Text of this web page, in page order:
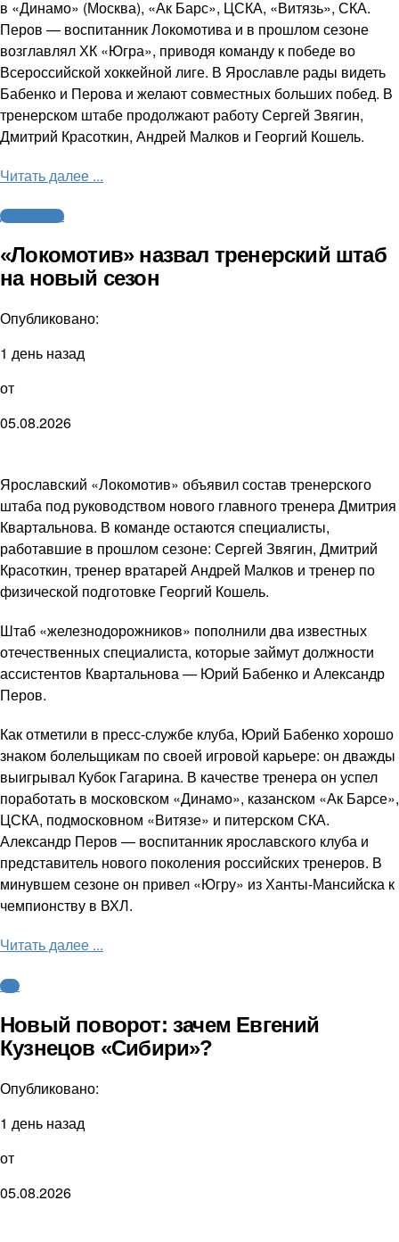
в «Динамо» (Москва), «Ак Барс», ЦСКА, «Витязь», СКА.
Перов — воспитанник Локомотива и в прошлом сезоне
возглавлял ХК «Югра», приводя команду к победе во
Всероссийской хоккейной лиге. В Ярославле рады видеть
Бабенко и Перова и желают совместных больших побед. В
тренерском штабе продолжают работу Сергей Звягин,
Дмитрий Красоткин, Андрей Малков и Георгий Кошель.
Читать далее ...
Другие виды
«Локомотив» назвал тренерский штаб
на новый сезон
Опубликовано:
1 день назад
от
05.08.2026
Ярославский «Локомотив» объявил состав тренерского
штаба под руководством нового главного тренера Дмитрия
Квартальнова. В команде остаются специалисты,
работавшие в прошлом сезоне: Сергей Звягин, Дмитрий
Красоткин, тренер вратарей Андрей Малков и тренер по
физической подготовке Георгий Кошель.
Штаб «железнодорожников» пополнили два известных
отечественных специалиста, которые займут должности
ассистентов Квартальнова — Юрий Бабенко и Александр
Перов.
Как отметили в пресс-службе клуба, Юрий Бабенко хорошо
знаком болельщикам по своей игровой карьере: он дважды
выигрывал Кубок Гагарина. В качестве тренера он успел
поработать в московском «Динамо», казанском «Ак Барсе»,
ЦСКА, подмосковном «Витязе» и питерском СКА.
Александр Перов — воспитанник ярославского клуба и
представитель нового поколения российских тренеров. В
минувшем сезоне он привел «Югру» из Ханты-Мансийска к
чемпионству в ВХЛ.
Читать далее ...
КХЛ
Новый поворот: зачем Евгений
Кузнецов «Сибири»?
Опубликовано:
1 день назад
от
05.08.2026